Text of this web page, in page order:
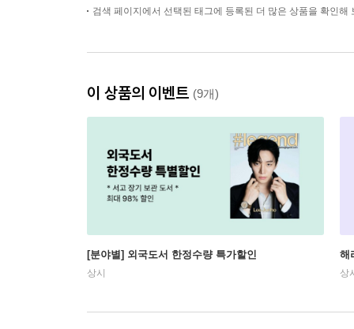
검색 페이지에서 선택된 태그에 등록된 더 많은 상품을 확인해
이 상품의 이벤트 (9개)
[분야별] 외국도서 한정수량 특가할인
상시
해
상